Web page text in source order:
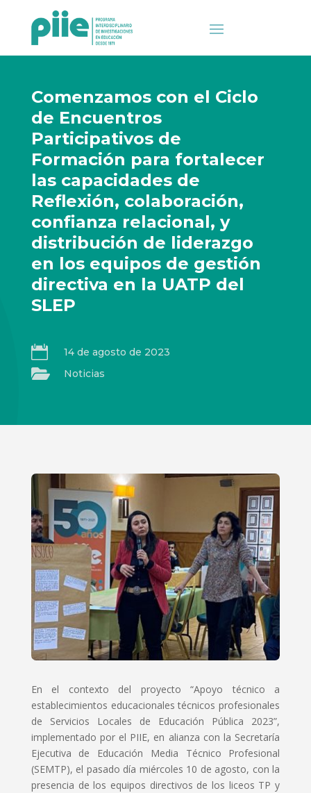
Comenzamos con el Ciclo
de Encuentros
Participativos de
Formación para fortalecer
las capacidades de
Reflexión, colaboración,
confianza relacional, y
distribución de liderazgo
en los equipos de gestión
directiva en la UATP del
SLEP
 14 de agosto de 2023
 Noticias
En el contexto del proyecto “Apoyo técnico a
establecimientos educacionales técnicos profesionales
de Servicios Locales de Educación Pública 2023”,
implementado por el PIIE, en alianza con la Secretaría
Ejecutiva de Educación Media Técnico Profesional
(SEMTP), el pasado día miércoles 10 de agosto, con la
presencia de los equipos directivos de los liceos TP y